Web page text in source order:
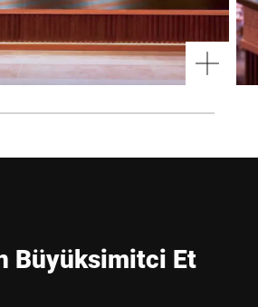
Büyüksimitci Et